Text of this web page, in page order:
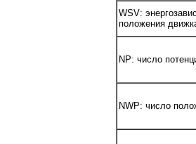
WSV:
положения
NP: число
NWP: число